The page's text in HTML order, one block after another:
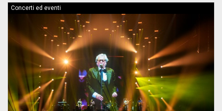
Concerti ed eventi